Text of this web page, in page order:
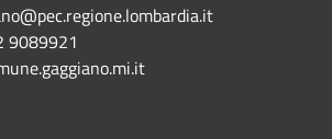
9089921